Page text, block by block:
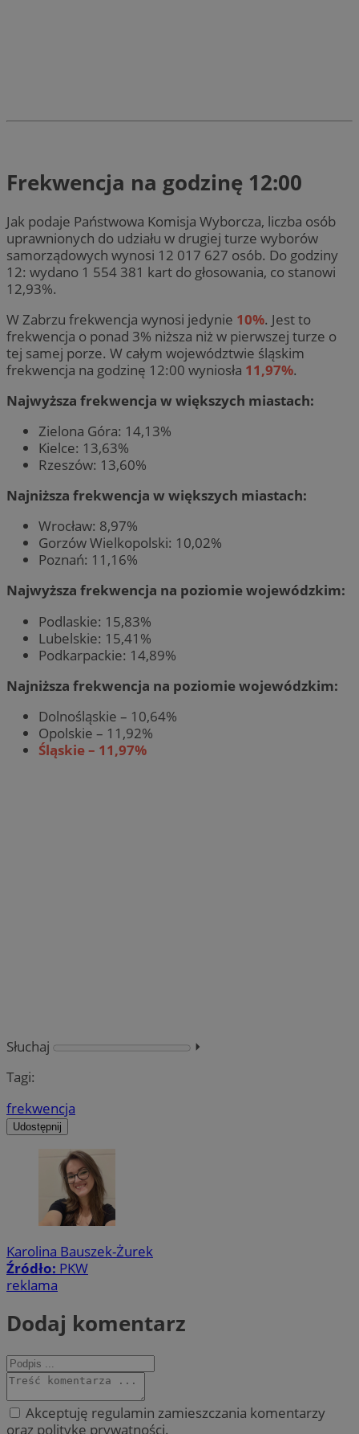
Frekwencja na godzinę 12:00
Jak podaje Państwowa Komisja Wyborcza, liczba osób
uprawnionych do udziału w drugiej turze wyborów
samorządowych wynosi 12 017 627 osób. Do godziny
12: wydano 1 554 381 kart do głosowania, co stanowi
12,93%.
W Zabrzu frekwencja wynosi jedynie 10%. Jest to
frekwencja o ponad 3% niższa niż w pierwszej turze o
tej samej porze. W całym województwie śląskim
frekwencja na godzinę 12:00 wyniosła 11,97%.
Najwyższa frekwencja w większych miastach:
Zielona Góra: 14,13%
Kielce: 13,63%
Rzeszów: 13,60%
Najniższa frekwencja w większych miastach:
Wrocław: 8,97%
Gorzów Wielkopolski: 10,02%
Poznań: 11,16%
Najwyższa frekwencja na poziomie wojewódzkim:
Podlaskie: 15,83%
Lubelskie: 15,41%
Podkarpackie: 14,89%
Najniższa frekwencja na poziomie wojewódzkim:
Dolnośląskie – 10,64%
Opolskie – 11,92%
Śląskie – 11,97%
Słuchaj
⏵︎
Tagi:
frekwencja
Udostępnij
Karolina Bauszek-Żurek
Źródło: PKW
reklama
Dodaj komentarz
Akceptuję regulamin zamieszczania komentarzy
oraz politykę prywatności.